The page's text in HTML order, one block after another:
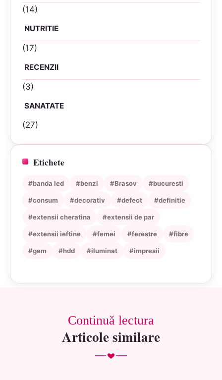
(14)
NUTRITIE
(17)
RECENZII
(3)
SANATATE
(27)
Etichete
#banda led #benzi #Brasov #bucuresti
#consum #decorativ #defect #definitie
#extensii cheratina #extensii de par
#extensii ieftine #femei #ferestre #fibre
#gem #hdd #iluminat #impresii
Continuă lectura
Articole similare